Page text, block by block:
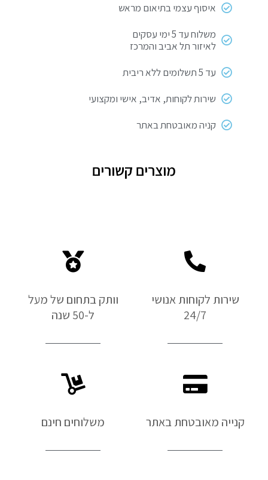
איסוף עצמי בתיאום מראש
משלוח עד 5 ימי עסקים
לאיזור תל אביב והמרכז
עד 5 תשלומים ללא ריבית
שירות לקוחות, אדיב, אישי ומקצועי
קניה מאובטחת באתר
מוצרים קשורים
שירות לקוחות אנושי
24/7
וותק בתחום של מעל
ל-50 שנה
קנייה מאובטחת באתר משלוחים חינם